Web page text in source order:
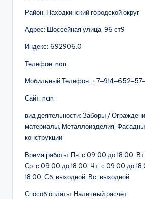
Район: Находкинский городской округ
Адрес: Шоссейная улица, 96 ст9
Индекс: 692906.0
Телефон: nan
Мобильный Телефон:
Сайт: nan
вид деятельности: Заборы /
материалы, Металлоизделия,
конструкции
Время работы: Пн: с 09:00 до 18:00,
Ср: с 09:00 до 18:00, Чт: с 09:00 до
18:00, Сб: выходной, Вс: выходной
Способ оплаты: Наличный расчёт